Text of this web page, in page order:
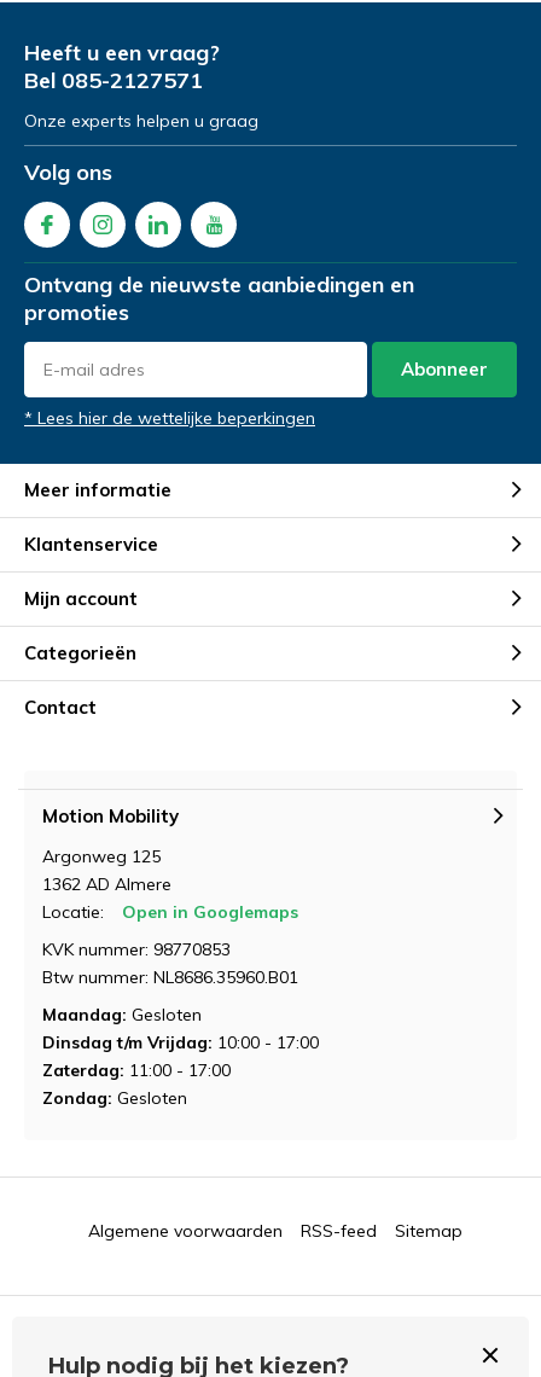
Hulp nodig bij het kiezen?
Heeft u een vraag?
Bel 085-2127571
Onze experts helpen u graag
Volg ons
Ontvang de nieuwste aanbiedingen en
promoties
Abonneer
* Lees hier de wettelijke beperkingen
Meer informatie
Klantenservice
Mijn account
Categorieën
Contact
Motion Mobility
Argonweg 125
1362 AD Almere
Locatie:
Open in Googlemaps
KVK nummer: 98770853
Btw nummer: NL8686.35960.B01
Maandag: Gesloten
Dinsdag t/m Vrijdag: 10:00 - 17:00
Zaterdag: 11:00 - 17:00
Zondag: Gesloten
Algemene voorwaarden RSS-feed Sitemap